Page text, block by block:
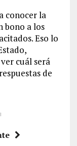
conocer la
bono a los
Eso lo
cuál será
de